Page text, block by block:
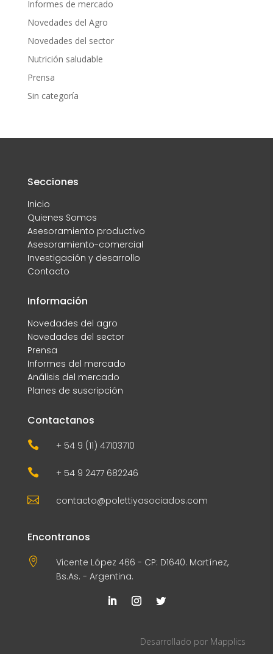
Informes de mercado
Novedades del Agro
Novedades del sector
Nutrición saludable
Prensa
Sin categoría
Secciones
Inicio
Quienes Somos
Asesoramiento productivo
Asesoramiento-comercial
Investigación y desarrollo
Contacto
Información
Novedades del agro
Novedades del sector
Prensa
Informes del mercado
Análisis del mercado
Planes de suscripción
Contactanos
 + 54 9 (11) 47103710
 + 54 9 2477 682246
 contacto@polettiyasociados.com
Encontranos

Vicente López 466 - CP: D1640. Martínez,
Bs.As. - Argentina.
Desarrollado por Mapplics